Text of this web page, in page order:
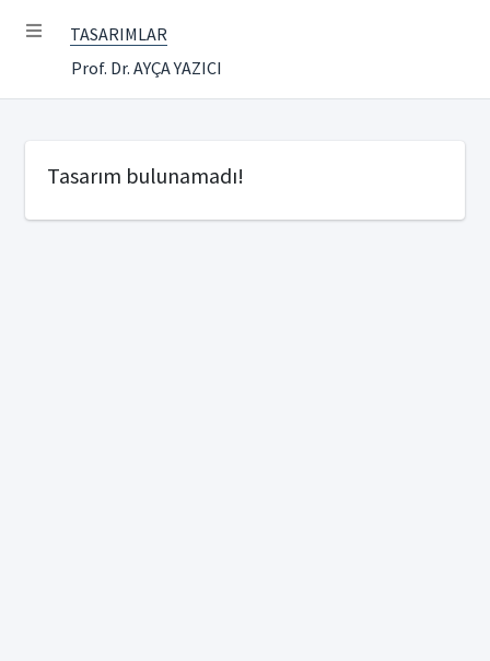
TASARIMLAR
Prof. Dr. AYÇA YAZICI
Tasarım bulunamadı!